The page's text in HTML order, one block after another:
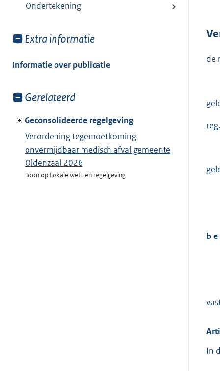
Ondertekening
Toon
van:
Extra informatie
Informatie over publicatie
Toon
van:
Gerelateerd
Geconsolideerde regelgeving
Verordening tegemoetkoming
onvermijdbaar medisch afval gemeente
Oldenzaal 2026
Toon op Lokale wet- en regelgeving
de
b
In